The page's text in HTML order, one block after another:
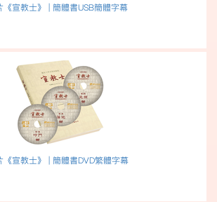
宣教士》 | 簡體書USB簡體字幕
宣教士》 | 簡體書DVD繁體字幕